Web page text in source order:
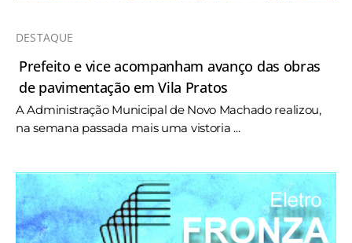
DESTAQUE
Prefeito e vice acompanham avanço das obras
de pavimentação em Vila Pratos
A Administração Municipal de Novo Machado realizou,
na semana passada mais uma vistoria ...